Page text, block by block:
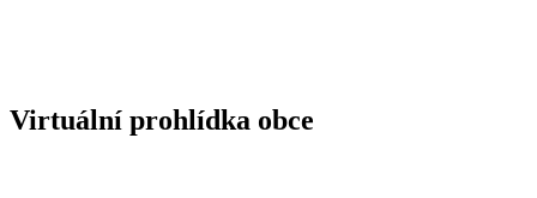
Virtuální prohlídka obce